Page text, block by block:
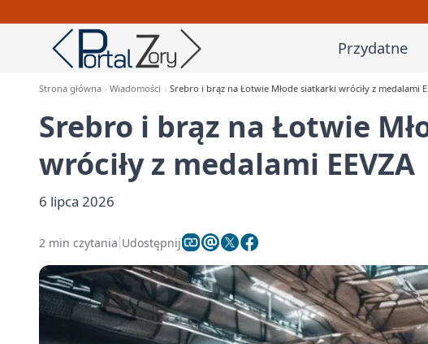
Przydatne
Strona główna Wiadomości Srebro i brąz na Łotwie Młode siatkarki wróciły z medalami
Srebro i brąz na Łotwie
wróciły z medalami EEVZA
6 lipca 2026
2 min czytania Udostępnij